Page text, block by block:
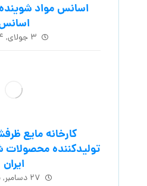
اسانس مواد
۳ جولای, ۲۰۲۴
کارخانه مایع
تولیدکننده محصولات
ایران
۲۷ دسامبر, ۲۰۲۵